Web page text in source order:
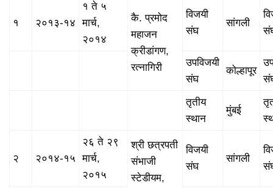
१ २०१३-१४
१ ते ५
मार्च,
२०१४
कै. प्रमोद
महाजन
क्रीडांगण,
रत्नागिरी
विजयी
संघ
सांगली
उपविजयी
संघ
कोल्हापूर
तृतीय
स्थान
मुंबई
२ २०१४-१५
२६ ते २९
मार्च,
२०१५
श्री छत्रपती
संभाजी
स्टेडीयम,
विजयी
संघ
सांगली